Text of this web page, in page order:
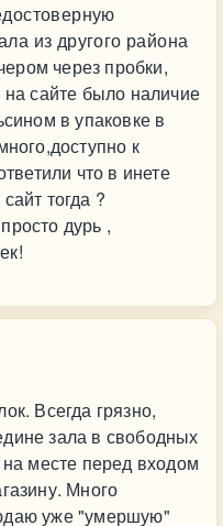
из другого района
через пробки,
на сайте было наличие
в упаковке в
к
что в инете
тогда ?
дурь ,
Всегда грязно,
зала в свободных
месте перед входом
Много
уже "умершую"